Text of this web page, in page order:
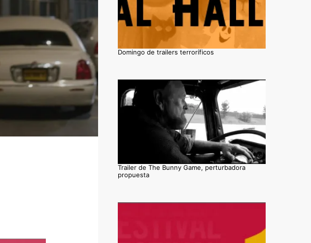
Domingo de trailers terroríficos
Trailer de The Bunny Game, perturbadora
propuesta